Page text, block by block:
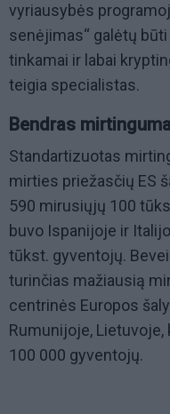
vyriausybės
senėjimas“ galėtų
tinkamai ir labai
teigia specialistas.
Bendras
Standartizuotas
mirties priežasčių ES
590 mirusiųjų 100
buvo Ispanijoje ir
tūkst. gyventojų.
turinčias mažiausią
centrinės Europos
Rumunijoje,
100 000 gyventojų.